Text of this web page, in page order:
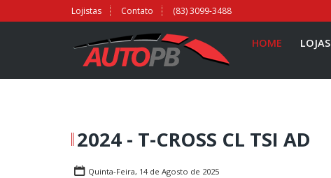
Lojistas Contato (83) 3099-3488
HOME LOJAS
2024 - T-CROSS CL TSI AD
Quinta-Feira, 14 de Agosto de 2025